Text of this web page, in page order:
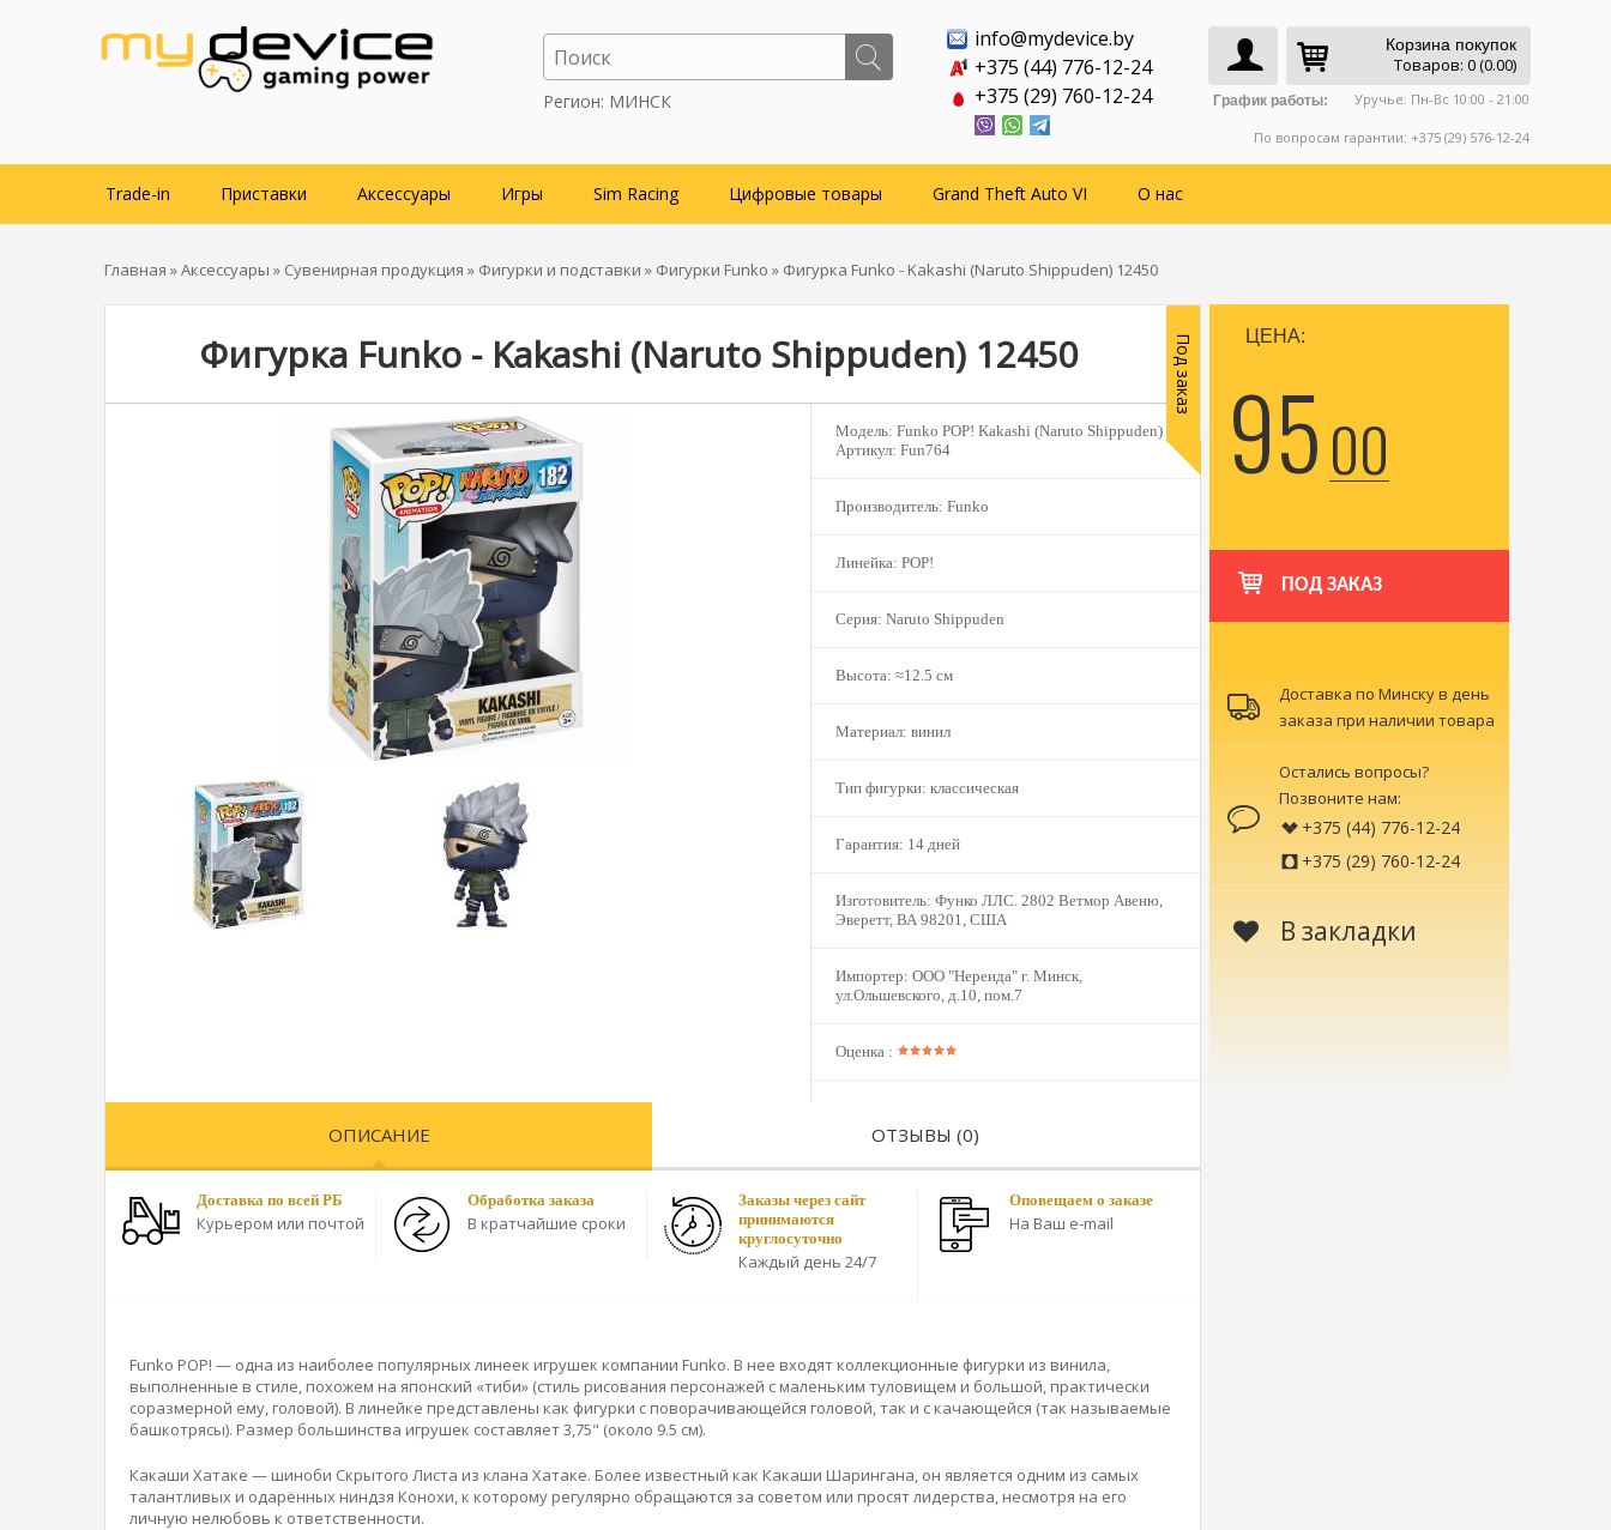
Регион: МИНСК
Корзина покупок
Товаров: 0 (0.00)
График работы: Уручье: Пн-Вс 10:00 - 21:00
По вопросам гарантии: +375 (29) 576-12-24
info@mydevice.by
+375 (44) 776-12-24
+375 (29) 760-12-24
Trade-in Приставки Аксессуары Игры Sim Racing Цифровые товары Grand Theft Auto VI О нас
Главная »Аксессуары » Сувенирная продукция » Фигурки и подставки » Фигурки Funko » Фигурка Funko - Kakashi (Naruto Shippuden) 12450
Фигурка Funko - Kakashi (Naruto Shippuden) 12450
Модель: Funko POP! Kakashi (Naruto Shippuden) |
Артикул: Fun764
Производитель: Funko
Линейка: POP!
Серия: Naruto Shippuden
Высота: ≈12.5 см
Материал: винил
Тип фигурки: классическая
Гарантия: 14 дней
Изготовитель: Функо ЛЛС. 2802 Ветмор Авеню,
Эверетт, ВА 98201, США
Импортер: ООО "Нереида" г. Минск,
ул.Ольшевского, д.10, пом.7
Оценка :
Под заказ
ОПИСАНИЕ ОТЗЫВЫ (0)
Доставка по всей РБ
Курьером или почтой
Обработка заказа
В кратчайшие сроки
Заказы через сайт
принимаются
круглосуточно
Каждый день 24/7
Оповещаем о заказе
На Ваш e-mail
Funko POP! — одна из наиболее популярных линеек игрушек компании Funko. В нее входят коллекционные фигурки из винила,
выполненные в стиле, похожем на японский «тиби» (стиль рисования персонажей с маленьким туловищем и большой, практически
соразмерной ему, головой). В линейке представлены как фигурки с поворачивающейся головой, так и с качающейся (так называемые
башкотрясы). Размер большинства игрушек составляет 3,75" (около 9.5 см).
Какаши Хатаке — шиноби Скрытого Листа из клана Хатаке. Более известный как Какаши Шарингана, он является одним из самых
талантливых и одарённых ниндзя Конохи, к которому регулярно обращаются за советом или просят лидерства, несмотря на его
личную нелюбовь к ответственности.
ЦЕНА:
9500
ПОД ЗАКАЗ
Доставка по Минску в день
заказа при наличии товара
Остались вопросы?
Позвоните нам:
+375 (44) 776-12-24
+375 (29) 760-12-24
В закладки